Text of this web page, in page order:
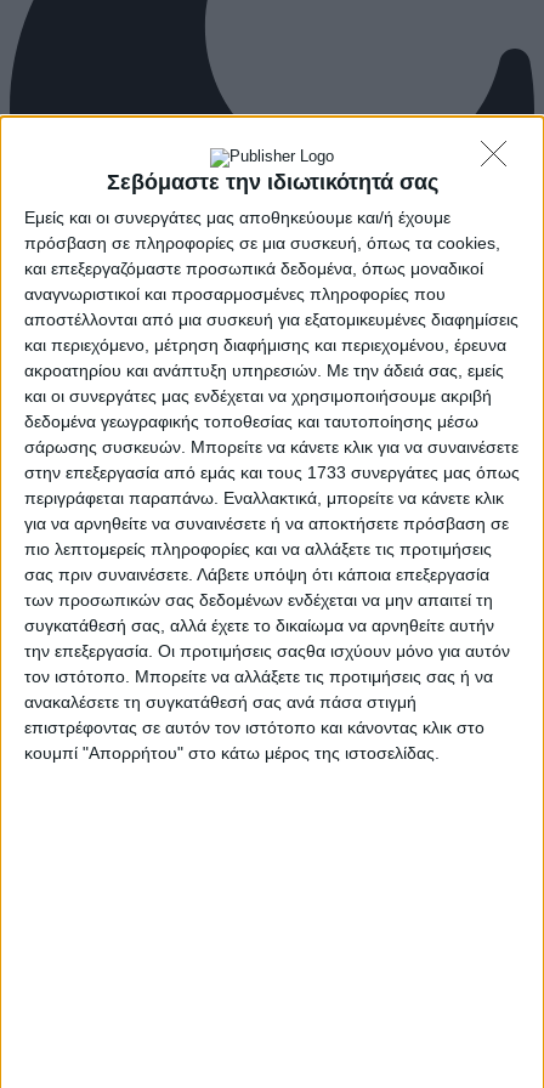
Σεβόμαστε την ιδιωτικότητά σας
Εμείς και οι συνεργάτες μας αποθηκεύουμε και/ή έχουμε
πρόσβαση σε πληροφορίες σε μια συσκευή, όπως τα cookies,
και επεξεργαζόμαστε προσωπικά δεδομένα, όπως μοναδικοί
αναγνωριστικοί και προσαρμοσμένες πληροφορίες που
αποστέλλονται από μια συσκευή για εξατομικευμένες διαφημίσεις
και περιεχόμενο, μέτρηση διαφήμισης και περιεχομένου, έρευνα
ακροατηρίου και ανάπτυξη υπηρεσιών. Με την άδειά σας, εμείς
και οι συνεργάτες μας ενδέχεται να χρησιμοποιήσουμε ακριβή
δεδομένα γεωγραφικής τοποθεσίας και ταυτοποίησης μέσω
σάρωσης συσκευών. Μπορείτε να κάνετε κλικ για να συναινέσετε
στην επεξεργασία από εμάς και τους 1733 συνεργάτες μας όπως
περιγράφεται παραπάνω. Εναλλακτικά, μπορείτε να κάνετε κλικ
για να αρνηθείτε να συναινέσετε ή να αποκτήσετε πρόσβαση σε
πιο λεπτομερείς πληροφορίες και να αλλάξετε τις προτιμήσεις
σας πριν συναινέσετε. Λάβετε υπόψη ότι κάποια επεξεργασία
των προσωπικών σας δεδομένων ενδέχεται να μην απαιτεί τη
συγκατάθεσή σας, αλλά έχετε το δικαίωμα να αρνηθείτε αυτήν
την επεξεργασία. Οι προτιμήσεις σαςθα ισχύουν μόνο για αυτόν
τον ιστότοπο. Μπορείτε να αλλάξετε τις προτιμήσεις σας ή να
ανακαλέσετε τη συγκατάθεσή σας ανά πάσα στιγμή
επιστρέφοντας σε αυτόν τον ιστότοπο και κάνοντας κλικ στο
κουμπί "Απορρήτου" στο κάτω μέρος της ιστοσελίδας.